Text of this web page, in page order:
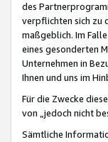
des
verpflichten sich zu
maßgeblich. Im
eines gesonderten
Unternehmen in
Ihnen und uns im
Für die Zwecke
von „jedoch nicht
Sämtliche